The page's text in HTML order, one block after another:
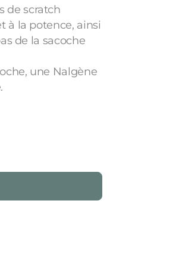
de scratch
à la potence, ainsi
de la sacoche
une Nalgène